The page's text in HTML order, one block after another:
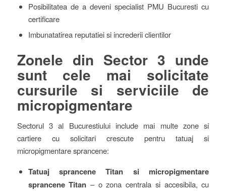
Posibilitatea de a deveni specialist PMU Bucuresti cu
certificare
Imbunatatirea reputatiei si increderii clientilor
Zonele din Sector 3 unde
sunt cele mai solicitate
cursurile si serviciile de
micropigmentare
Sectorul 3 al Bucurestiului include mai multe zone si
cartiere cu solicitari crescute pentru tatuaj si
micropigmentare sprancene:
Tatuaj sprancene Titan si micropigmentare
sprancene Titan – o zona centrala si accesibila, cu